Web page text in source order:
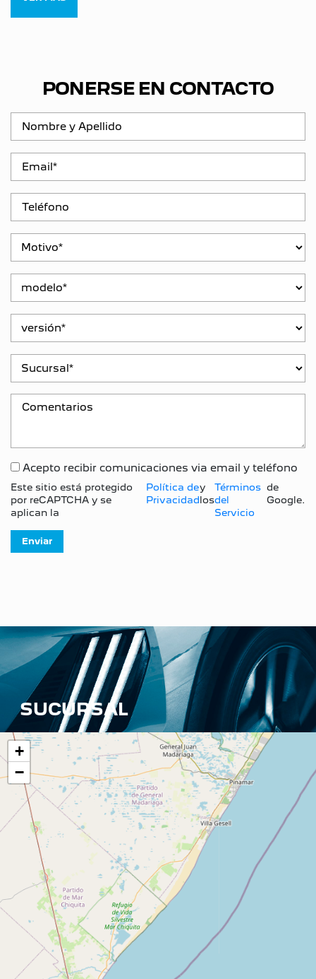
PONERSE EN CONTACTO
Acepto recibir comunicaciones via email y teléfono
Este sitio está protegido
por reCAPTCHA y se
aplican la
Política de
Privacidad
y
los
Términos
del
Servicio
de
Google.
Enviar
SUCURSAL
+
−